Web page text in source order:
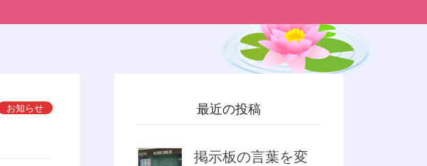
お知らせ 最近の投稿
掲示板の言葉を変